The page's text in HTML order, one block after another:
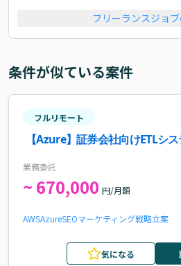
フリーランスジョ
条件が似ている案件
フルリモート
【Azure】証券会社向けETLシ
業務委託
~ 670,000 円/月額
AWSAzureSEOマーケティング戦略立案
気になる